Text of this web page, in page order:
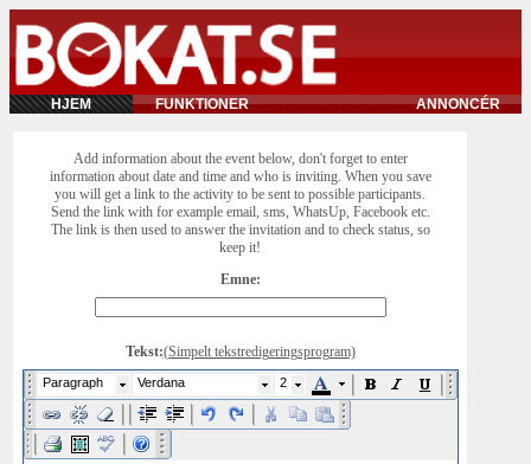
HJEM FUNKTIONER ANNONCÉR
Add information about the event below, don't forget to enter
information about date and time and who is inviting. When you save
you will get a link to the activity to be sent to possible participants.
Send the link with for example email, sms, WhatsUp, Facebook etc.
The link is then used to answer the invitation and to check status, so
keep it!
Emne:
Tekst:(Simpelt tekstredigeringsprogram)
Paragraph Verdana 2